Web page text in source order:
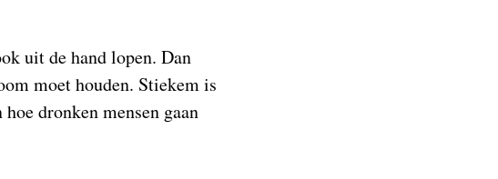
uit de hand lopen. Dan
moet houden. Stiekem is
dronken mensen gaan